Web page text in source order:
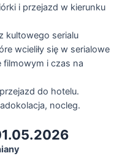
i przejazd w kierunku
kultowego serialu
wcieliły się w serialowe
filmowym i czas na
do hotelu.
nocleg.